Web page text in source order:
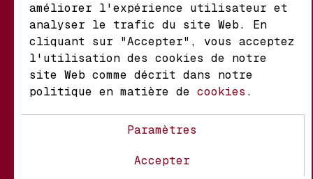
Mathieu S.A. Vins fins
d'origine
Chemin du Coteau 29 A
1123 Aclens Suisse
@MATHIEUVINS
Contact FAQ
améliorer l'expérience utilisateur et
analyser le trafic du site Web. En
cliquant sur "Accepter", vous acceptez
l'utilisation des cookies de notre
site Web comme décrit dans notre
politique en matière de cookies .
Paramètres
Accepter